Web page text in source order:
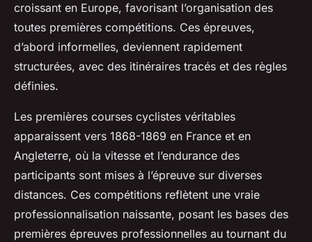
croissant en Europe, favorisant l’organisation des
toutes premières compétitions. Ces épreuves,
d’abord informelles, deviennent rapidement
structurées, avec des itinéraires tracés et des règles
définies.
Les premières courses cyclistes véritables
apparaissent vers 1868-1869 en France et en
Angleterre, où la vitesse et l’endurance des
participants sont mises à l’épreuve sur diverses
distances. Ces compétitions reflètent une vraie
professionnalisation naissante, posant les bases des
premières épreuves professionnelles au tournant du